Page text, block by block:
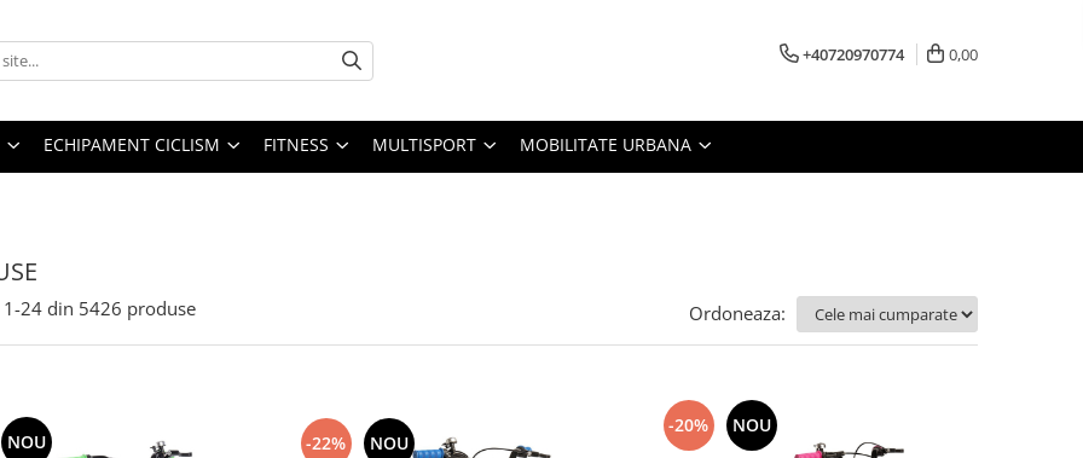
+40720970774 0,00
ECHIPAMENT CICLISM FITNESS MULTISPORT MOBILITATE URBANA
1-24 din 5426 produse Ordoneaza:
NOU -22% NOU
-20% NOU